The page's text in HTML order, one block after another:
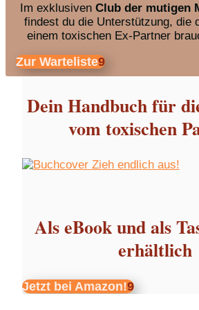
Im exklusiven Club der mutigen
findest du die Unterstützung, die
einem toxischen Ex-Partner
Zur Warteliste
Dein Handbuch für
vom toxischen
Als eBook und als
erhältlich
Jetzt bei Amazon!